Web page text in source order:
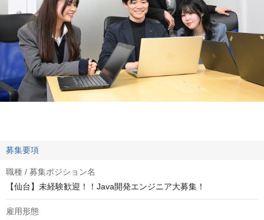
募集要項
職種 / 募集ポジション名
【仙台】未経験歓迎！！Java開発エンジニア大募集！
雇用形態